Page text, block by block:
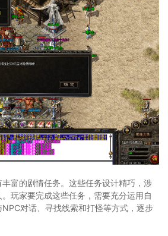
富的剧情任务。这些任务设计精巧，涉
玩家要完成这些任务，需要充分运用自
对话、寻找线索和打怪等方式，逐步